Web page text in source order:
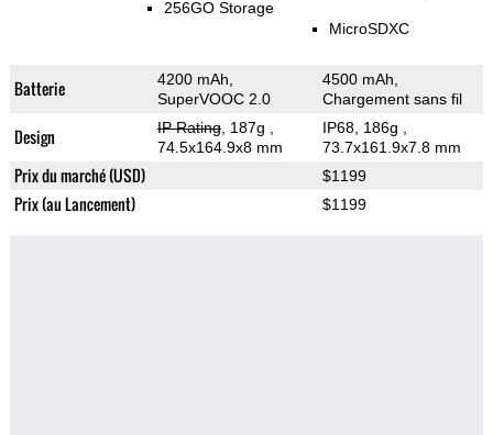
256GO Storage
MicroSDXC
Batterie
4200 mAh,
SuperVOOC 2.0
4500 mAh,
Chargement sans fil
Design IP Rating, 187g
74.5x164.9x8 mm
IP68, 186g
73.7x161.9x7.8 mm
Prix du marché (USD) $1199
Prix (au Lancement) $1199